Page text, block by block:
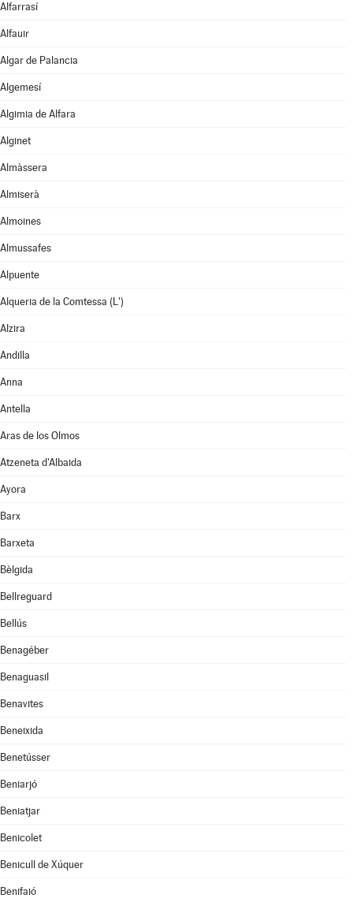
Alfarrasí
Alfauir
Algar de Palancia
Algemesí
Algimia de Alfara
Alginet
Almàssera
Almiserà
Almoines
Almussafes
Alpuente
Alqueria de la Comtessa (L')
Alzira
Andilla
Anna
Antella
Aras de los Olmos
Atzeneta d'Albaida
Ayora
Barx
Barxeta
Bèlgida
Bellreguard
Bellús
Benagéber
Benaguasil
Benavites
Beneixida
Benetússer
Beniarjó
Beniatjar
Benicolet
Benicull de Xúquer
Benifaió